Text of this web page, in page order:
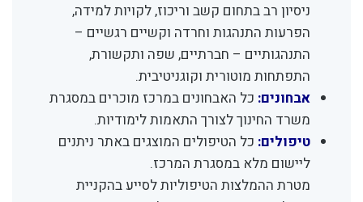
ניסיון רב בתחום קשב וריכוז, לקויות למידה,
הפרעות התנהגות וחרדה וקשיים רגשיים –
התנהגותיים – חברתיים, שפה ותקשורת,
התפתחות מוטורית וקוגניטיבית.
אבחונים: כל האבחונים במרכז מוכרים במסגרת
משרד החינוך לצורך התאמות לימודיות.
טיפולים: כל הטיפולים המוצגים באתר ניתנים
ליישום מלא במסגרת המרכז.
מטרת ההמלצות הטיפוליות לסייע בהקניית